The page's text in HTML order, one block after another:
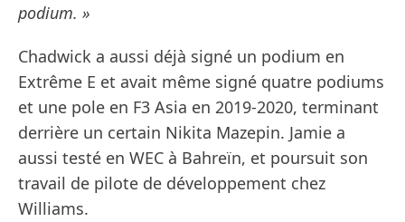
podium. »
Chadwick a aussi déjà signé un podium en
Extrême E et avait même signé quatre podiums
et une pole en F3 Asia en 2019-2020, terminant
derrière un certain Nikita Mazepin. Jamie a
aussi testé en WEC à Bahreïn, et poursuit son
travail de pilote de développement chez
Williams.